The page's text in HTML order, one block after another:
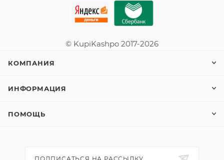
© KupiKashpo 2017-2026
КОМПАНИЯ
ИНФОРМАЦИЯ
ПОМОЩЬ